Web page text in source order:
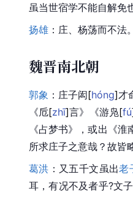
虽当世宿学不能自解免
扬雄 ：庄、杨荡而不法
魏晋南北朝
郭象 ：庄子闳[hóng]才
《卮[zhī]言》《游凫[fú
《占梦书》，或出《
所求庄子之意哉？故皆
葛洪 ：又五千文虽出老
耳，有况不及者乎?文子